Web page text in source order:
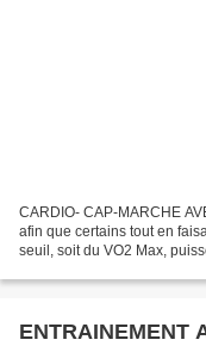
CARDIO- CAP-MARCHE
afin que certains tout en
seuil, soit du VO2 Max,
ENTRAINEMENT